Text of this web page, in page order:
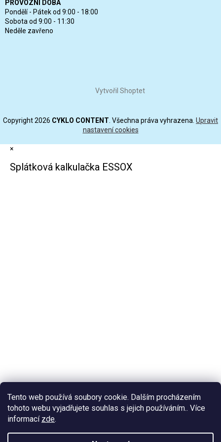
Tento web používá soubory cookie. Dalším procházením
tohoto webu vyjadřujete souhlas s jejich používáním.. Více
informací zde.
PROVOZNÍ DOBA
Pondělí - Pátek od 9:00 - 18:00
Sobota od 9:00 - 11:30
Neděle zavřeno
Vytvořil Shoptet
Copyright 2026 CYKLO CONTENT . Všechna práva vyhrazena. Upravit
nastavení cookies
×
Splátková kalkulačka ESSOX